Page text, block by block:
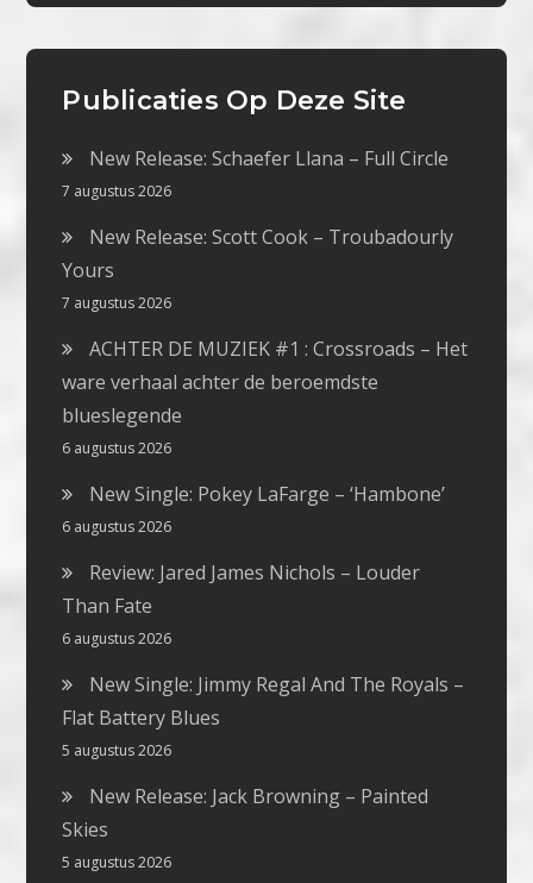
Publicaties Op Deze Site
New Release: Schaefer Llana – Full Circle
7 augustus 2026
New Release: Scott Cook – Troubadourly
Yours
7 augustus 2026
ACHTER DE MUZIEK #1 : Crossroads – Het
ware verhaal achter de beroemdste
blueslegende
6 augustus 2026
New Single: Pokey LaFarge – ‘Hambone’
6 augustus 2026
Review: Jared James Nichols – Louder
Than Fate
6 augustus 2026
New Single: Jimmy Regal And The Royals –
Flat Battery Blues
5 augustus 2026
New Release: Jack Browning – Painted
Skies
5 augustus 2026